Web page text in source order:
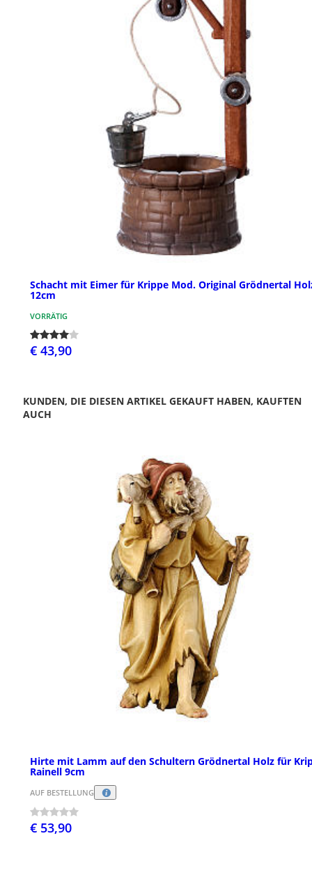
Schacht mit Eimer für Krippe Mod. Original Grödnertal
12cm
VORRÄTIG
€ 43,90
KUNDEN, DIE DIESEN ARTIKEL GEKAUFT HABEN, KAUFTEN
AUCH
Hirte mit Lamm auf den Schultern Grödnertal Holz für
Rainell 9cm
AUF BESTELLUNG
€ 53,90